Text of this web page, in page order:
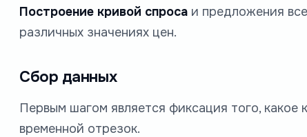
Построение кривой спроса и предложения
различных значениях цен.
Сбор данных
Первым шагом является фиксация того,
временной отрезок.